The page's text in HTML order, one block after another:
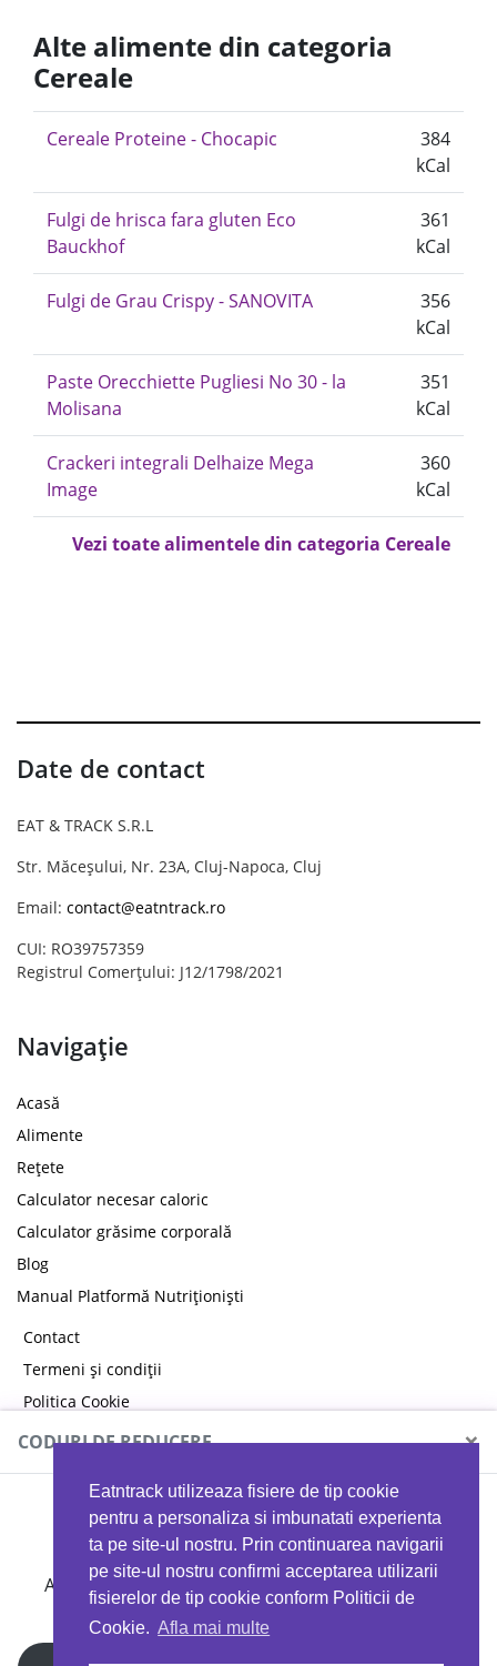
Eatntrack utilizeaza fisiere de tip cookie
pentru a personaliza si imbunatati experienta
ta pe site-ul nostru. Prin continuarea navigarii
pe site-ul nostru confirmi acceptarea utilizarii
fisierelor de tip cookie conform Politicii de
Cookie. Afla mai multe
Alte alimente din categoria
Cereale
Cereale Proteine - Chocapic
384
kCal
Fulgi de hrisca fara gluten Eco
Bauckhof
361
kCal
Fulgi de Grau Crispy - SANOVITA
356
kCal
Paste Orecchiette Pugliesi No 30 - la
Molisana
351
kCal
Crackeri integrali Delhaize Mega
Image
360
kCal
Vezi toate alimentele din categoria Cereale
Date de contact
EAT & TRACK S.R.L
Str. Măceșului, Nr. 23A, Cluj-Napoca, Cluj
Email: contact@eatntrack.ro
CUI: RO39757359
Registrul Comerțului: J12/1798/2021
Navigație
Acasă
Alimente
Rețete
Calculator necesar caloric
Calculator grăsime corporală
Blog
Manual Platformă Nutriționiști
Contact
Termeni și condiții
Politica Cookie
Politica de confidențialitate
CODURI DE REDUCERE ×
MYPROTEIN
Ai 40%reducere la orice comandă folosind codul
EATTRACK